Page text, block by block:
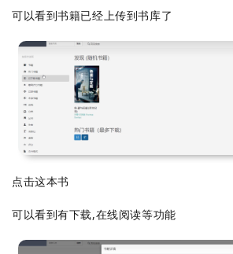
可以看到书籍已经上传到书库了
点击这本书
可以看到有下载,在线阅读等功能